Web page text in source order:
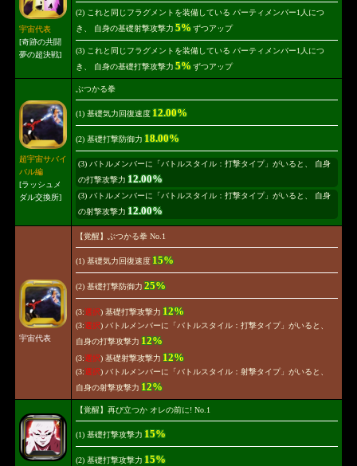
宇宙代表
[奇跡の共闘
夢の超決戦]
(2) これと同じフラグメントを装備している パーティメンバー1人につ
き、 自身の基礎射撃攻撃力 5%ずつアップ
(3) これと同じフラグメントを装備している パーティメンバー1人につ
き、 自身の基礎打撃攻撃力 5%ずつアップ
超宇宙サバイ
バル編
[ラッシュメ
ダル交換所]
ぶつかる拳
(1) 基礎気力回復速度12.00%
(2) 基礎打撃防御力 18.00%
(3) バトルメンバーに「バトルスタイル：打撃タイプ」がいると、 自身
の打撃攻撃力 12.00%
(3) バトルメンバーに「バトルスタイル：打撃タイプ」がいると、 自身
の射撃攻撃力 12.00%
宇宙代表
【覚醒】ぶつかる拳 No.1
(1) 基礎気力回復速度15%
(2) 基礎打撃防御力 25%
(3:選択) 基礎打撃攻撃力 12%
(3:選択) バトルメンバーに「バトルスタイル：打撃タイプ」がいると、
自身の打撃攻撃力 12%
(3:選択) 基礎射撃攻撃力 12%
(3:選択) バトルメンバーに「バトルスタイル：射撃タイプ」がいると、
自身の射撃攻撃力 12%
【覚醒】再び立つか オレの前に! No.1
(1) 基礎打撃攻撃力 15%
(2) 基礎打撃攻撃力 15%